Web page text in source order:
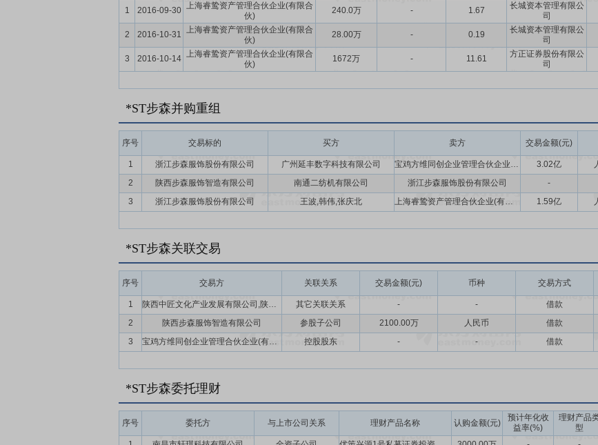
1 2016-09-30 上海睿鸷资产管理合伙企业(有限合
伙)
240.0万 - 1.67
长城资本管理有限公
司
2
2016-10-31 上海睿鸷资产管理合伙企业(有限合
伙)
28.00万 - 0.19
长城资本管理有限公
司
3
2016-10-14 上海睿鸷资产管理合伙企业(有限合
伙)
1672万 - 11.61
方正证券股份有限公
司
*ST步森并购重组
序号 交易标的 买方 卖方 交易金额(元)
1 浙江步森服饰股份有限公司 广州延丰数字科技有限公司 宝鸡方维同创企业管理合伙企业(有限合伙) 3.02亿
2
陕西步森服饰智造有限公司 南通二纺机有限公司 浙江步森服饰股份有限公司 -
3
浙江步森服饰股份有限公司 王波,韩伟,张庆北 上海睿鸷资产管理合伙企业(有限合伙) 1.59亿
*ST步森关联交易
序号 交易方 关联关系 交易金额(元) 币种 交易方式
1 陕西中匠文化产业发展有限公司,陕西先华房地产开发有限公司 其它关联关系 - - 借款
2
陕西步森服饰智造有限公司 参股子公司 2100.00万 人民币 借款
3
宝鸡方维同创企业管理合伙企业(有限合伙) 控股股东 - - 借款
*ST步森委托理财
序号 委托方 与上市公司关系 理财产品名称 认购金额(元)
预计年化收
益率(%)
理财产品
型